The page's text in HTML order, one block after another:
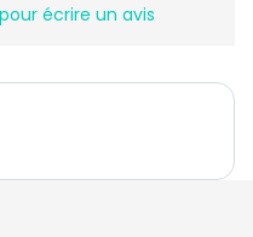
pour écrire un avis